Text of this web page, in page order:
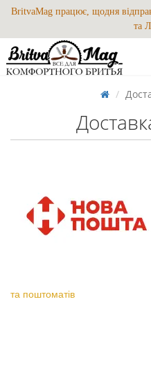
BritvaMag працює, щодня
та
та поштоматів